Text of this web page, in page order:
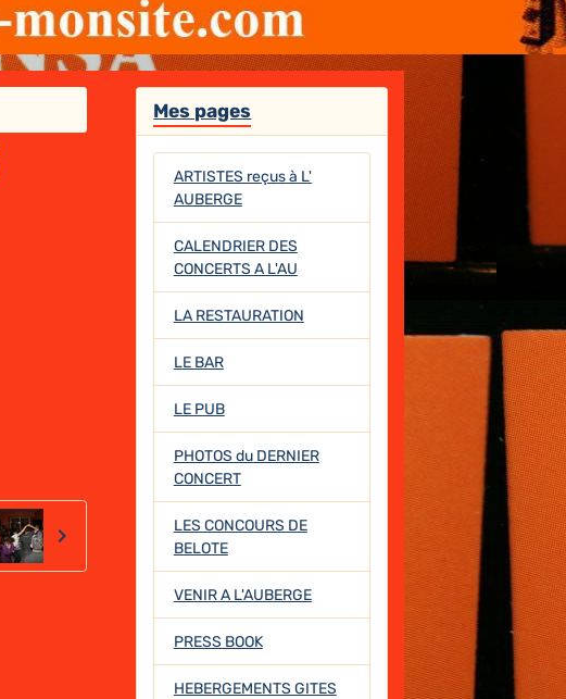
Mes pages
ARTISTES reçus à L'
AUBERGE
CALENDRIER DES
CONCERTS A L'AU
LA RESTAURATION
LE BAR
LE PUB
PHOTOS du DERNIER
CONCERT
LES CONCOURS DE
BELOTE
VENIR A L'AUBERGE
PRESS BOOK
HEBERGEMENTS GITES